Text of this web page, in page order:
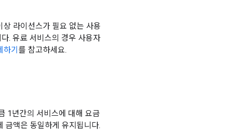
라이선스가 필요 없는 사용
. 유료 서비스의 경우 사용자
기 를 참고하세요.
1년간의 서비스에 대해 요금
금액은 동일하게 유지됩니다.